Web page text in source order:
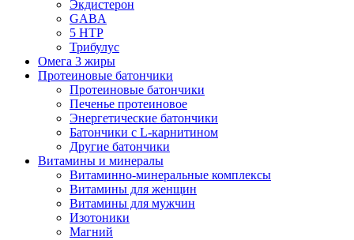
Экдистерон
GABA
5 HTP
Трибулус
Омега 3 жиры
Протеиновые батончики
Протеиновые батончики
Печенье протеиновое
Энергетические батончики
Батончики с L-карнитином
Другие батончики
Витамины и минералы
Витаминно-минеральные комплексы
Витамины для женщин
Витамины для мужчин
Изотоники
Магний